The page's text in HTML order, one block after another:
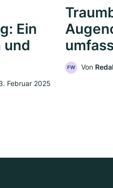
Ein
und
Februar 2025
FW Von